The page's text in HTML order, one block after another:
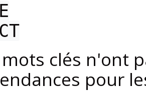
mots clés n'ont
pour